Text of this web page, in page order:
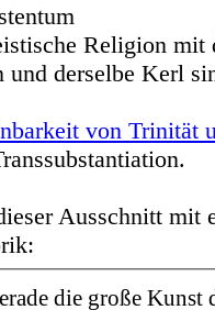
Religion mit
und derselbe Kerl
von Trinität
Ausschnitt mit
die große